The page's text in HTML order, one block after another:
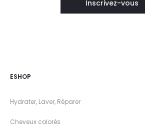
ESHOP
Hydrater, Laver, Réparer
Cheveux colorés